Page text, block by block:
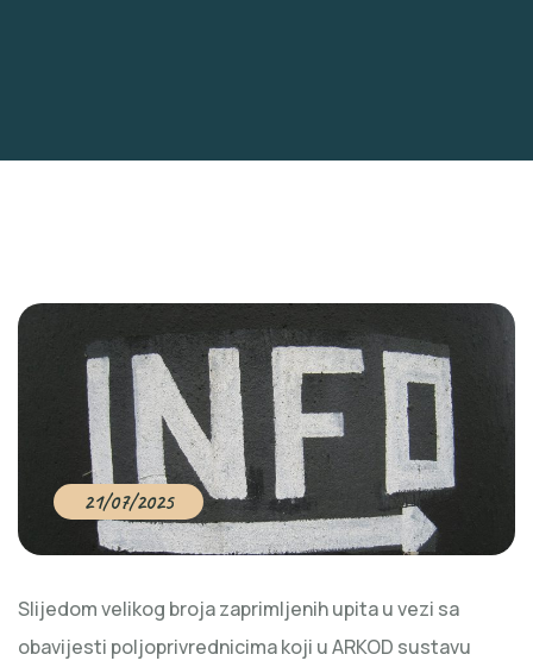
21/07/2025
Slijedom velikog broja zaprimljenih upita u vezi sa
obavijesti poljoprivrednicima koji u ARKOD sustavu